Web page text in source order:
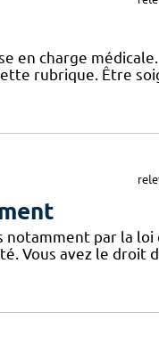
en charge
rubrique. Être
par la loi
Vous avez le droit